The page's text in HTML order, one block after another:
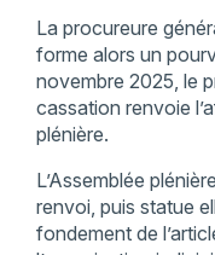
La procureure
forme alors un
novembre 2025, le
cassation renvoie
plénière.
L’Assemblée
renvoi, puis statue
fondement de